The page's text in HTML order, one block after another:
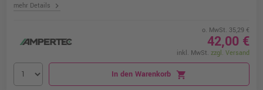
mehr Details chevron_right
o. MwSt. 35,29 €
42,00 €
inkl. MwSt. zzgl. Versand
In den Warenkorb shopping_cart